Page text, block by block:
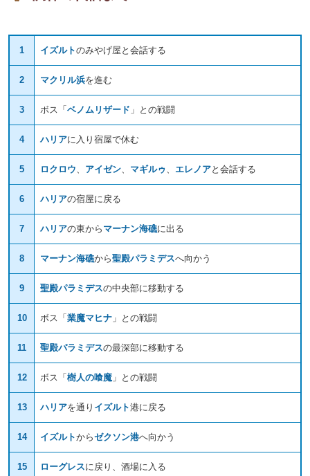
1 イズルトのみやげ屋と会話する
2 マクリル浜を進む
3 ボス「ベノムリザード 」との戦闘
4 ハリアに入り宿屋で休む
5 ロクロウ アイゼン マギルゥ エレノアと会話する
6 ハリアの宿屋に戻る
7 ハリアの東から マーナン海礁に出る
8 マーナン海礁から聖殿パラミデスへ向かう
9 聖殿パラミデスの中央部に移動する
10 ボス「業魔マヒナ 」との戦闘
11 聖殿パラミデスの最深部に移動する
12 ボス「樹人の喰魔 」との戦闘
13 ハリアを通り イズルト港に戻る
14 イズルトからゼクソン港へ向かう
15 ローグレスに戻り、酒場に入る